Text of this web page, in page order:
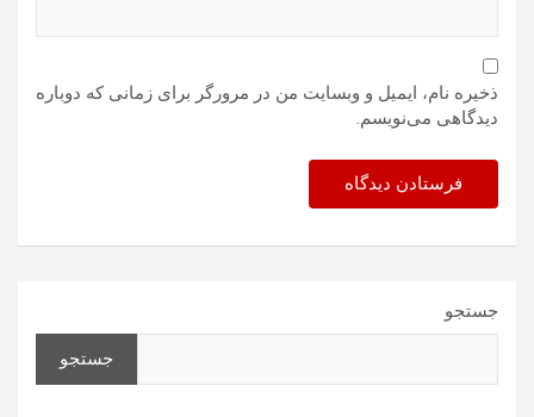
ذخیره نام، ایمیل و وبسایت من در مرورگر برای زمانی که دوباره
دیدگاهی می‌نویسم.
جستجو
جستجو